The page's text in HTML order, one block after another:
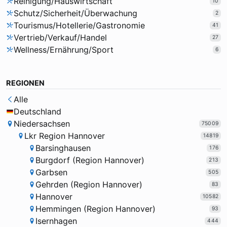
Schutz/Sicherheit/Überwachung 2
Tourismus/Hotellerie/Gastronomie 41
Vertrieb/Verkauf/Handel 27
Wellness/Ernährung/Sport 6
REGIONEN
Alle
Deutschland
Niedersachsen
75009
Lkr Region Hannover 14819
Barsinghausen 176
Burgdorf (Region Hannover) 213
Garbsen 505
Gehrden (Region Hannover) 83
Hannover 10582
Hemmingen (Region Hannover) 93
Isernhagen 444